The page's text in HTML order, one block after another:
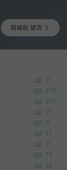
11
278
120
77
7
17
9
13
16